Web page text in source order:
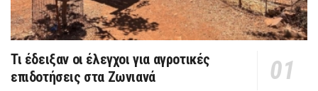
Τι έδειξαν οι έλεγχοι για αγροτικές
επιδοτήσεις στα Ζωνιανά